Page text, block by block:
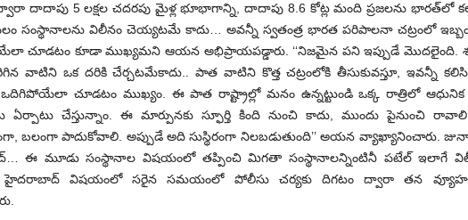
దాదాపు 5 లక్షల చదరపు మైళ్ల భూభాగాన్ని, దాదాపు 8.6 కోట్ల మంది ప్రజలను భారత్‌లో
సంస్థానాలను విలీనం చెయ్యటమే కాదు… అవన్నీ స్వతంత్ర భారత పరిపాలనా చట్రంలో
చూడటం కూడా ముఖ్యమని ఆయన అభిప్రాయపడ్డారు. ‘‘నిజమైన పని ఇప్పుడే మొదలైంది.
వాటిని ఒక దరికి చేర్చటమేకాదు.. పాత వాటిని కొత్త చట్రంలోకి తీసుకువస్తూ, ఇవన్నీ
ఒదిగిపోయేలా చూడటం ముఖ్యం. ఈ పాత రాష్ట్రాల్లో మనం ఉన్నట్టుండి ఒక్క రాత్రిలో
ఏర్పాటు చేస్తున్నాం. ఈ మార్పునకు స్ఫూర్తి కింది నుంచి కాదు, ముందు పైనుంచి
బలంగా పాదుకోవాలి. అప్పుడే అది సుస్థిరంగా నిలబడుతుంది’’ అయన వ్యాఖ్యానించారు.
ఈ మూడు సంస్థానాల విషయంలో తప్పించి మిగతా సంస్థానాలన్నింటినీ పటేల్‌ ఇలాగే
హైదరాబాద్‌ విషయంలో సరైన సమయంలో పోలీసు చర్యకు దిగటం ద్వారా తన